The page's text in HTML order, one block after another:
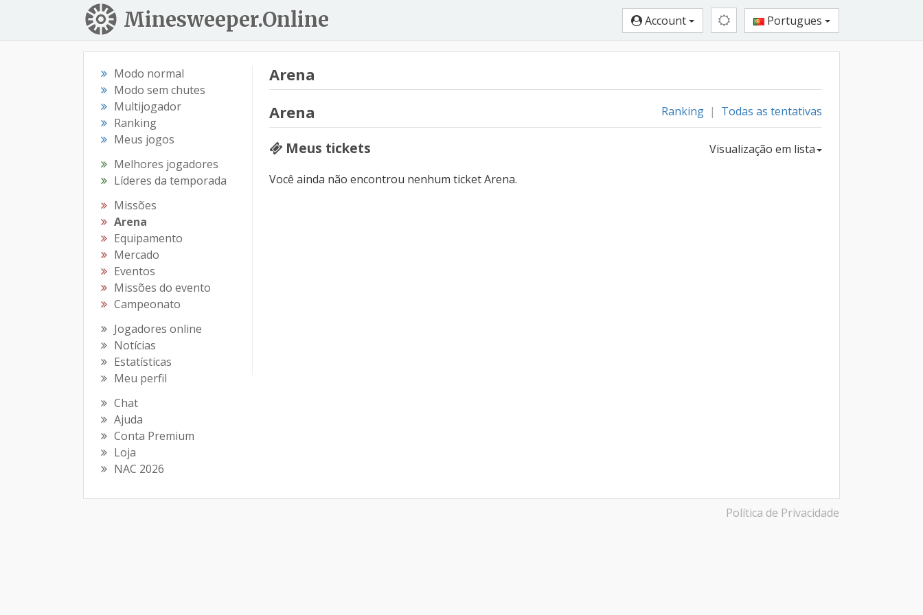
Minesweeper.Online Account Portugues
Modo normal
Modo sem chutes
Multijogador
Ranking
Meus jogos
Melhores jogadores
Líderes da temporada
Missões
Arena
Equipamento
Mercado
Eventos
Missões do evento
Campeonato
Jogadores online
Notícias
Estatísticas
Meu perfil
Chat
Ajuda
Conta Premium
Loja
NAC 2026
Arena
Arena
Ranking | Todas as tentativas
Meus tickets
Visualização em lista
Você ainda não encontrou nenhum ticket Arena.
Política de Privacidade